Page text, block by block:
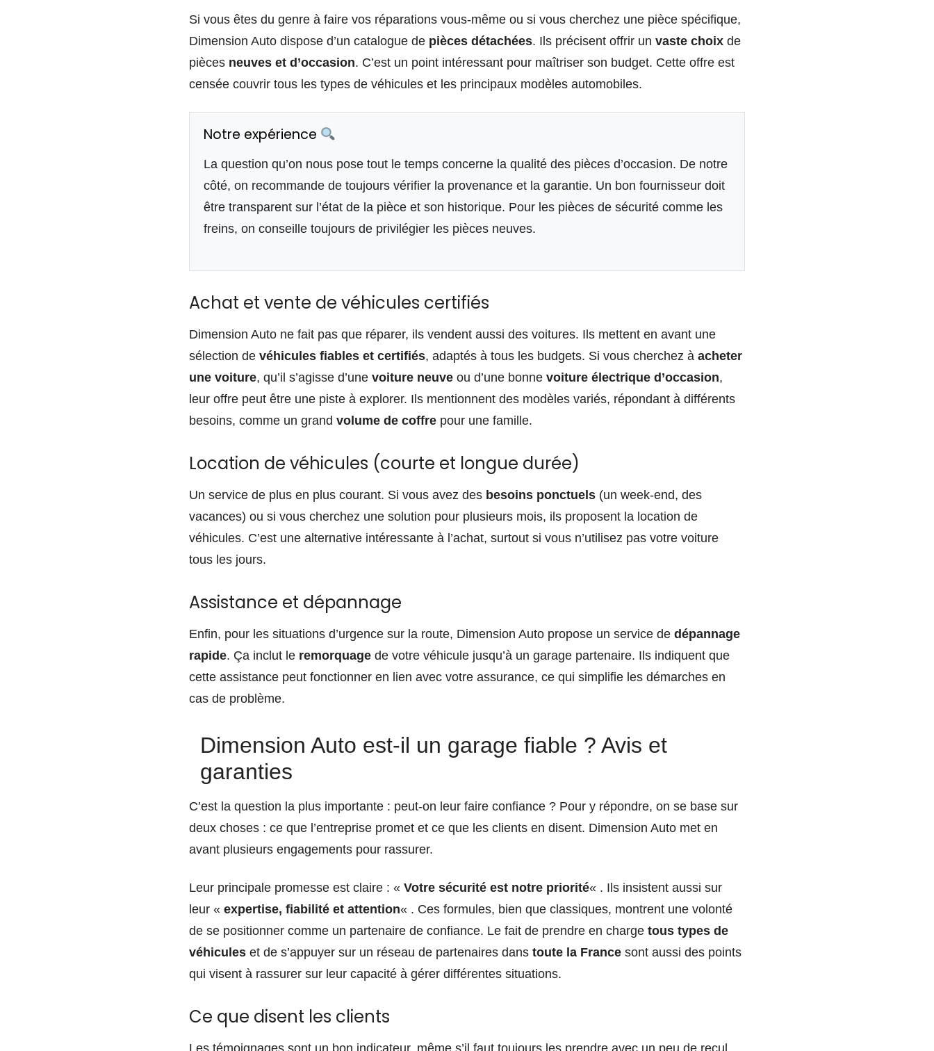
Si vous êtes du genre à faire vos réparations vous-même ou si vous cherchez une pièce spécifique,
Dimension Auto dispose d’un catalogue de pièces détachées. Ils précisent offrir un vaste choix de
pièces neuves et d’occasion. C’est un point intéressant pour maîtriser son budget. Cette offre est
censée couvrir tous les types de véhicules et les principaux modèles automobiles.
Notre expérience
La question qu’on nous pose tout le temps concerne la qualité des pièces d’occasion. De notre
côté, on recommande de toujours vérifier la provenance et la garantie. Un bon fournisseur doit
être transparent sur l’état de la pièce et son historique. Pour les pièces de sécurité comme les
freins, on conseille toujours de privilégier les pièces neuves.
Achat et vente de véhicules certifiés
Dimension Auto ne fait pas que réparer, ils vendent aussi des voitures. Ils mettent en avant une
sélection de véhicules fiables et certifiés, adaptés à tous les budgets. Si vous cherchez à acheter
une voiture, qu’il s’agisse d’une voiture neuve ou d’une bonne voiture électrique d’occasion,
leur offre peut être une piste à explorer. Ils mentionnent des modèles variés, répondant à différents
besoins, comme un grand volume de coffre pour une famille.
Location de véhicules (courte et longue durée)
Un service de plus en plus courant. Si vous avez des besoins ponctuels (un week-end, des
vacances) ou si vous cherchez une solution pour plusieurs mois, ils proposent la location de
véhicules. C’est une alternative intéressante à l’achat, surtout si vous n’utilisez pas votre voiture
tous les jours.
Assistance et dépannage
Enfin, pour les situations d’urgence sur la route, Dimension Auto propose un service de dépannage
rapide. Ça inclut le remorquage de votre véhicule jusqu’à un garage partenaire. Ils indiquent que
cette assistance peut fonctionner en lien avec votre assurance, ce qui simplifie les démarches en
cas de problème.
Dimension Auto est-il un garage fiable ? Avis et
garanties
C’est la question la plus importante : peut-on leur faire confiance ? Pour y répondre, on se base sur
deux choses : ce que l’entreprise promet et ce que les clients en disent. Dimension Auto met en
avant plusieurs engagements pour rassurer.
Leur principale promesse est claire : « Votre sécurité est notre priorité« . Ils insistent aussi sur
leur « expertise, fiabilité et attention« . Ces formules, bien que classiques, montrent une volonté
de se positionner comme un partenaire de confiance. Le fait de prendre en charge tous types de
véhicules et de s’appuyer sur un réseau de partenaires dans toute la France sont aussi des points
qui visent à rassurer sur leur capacité à gérer différentes situations.
Ce que disent les clients
Les témoignages sont un bon indicateur, même s’il faut toujours les prendre avec un peu de recul.